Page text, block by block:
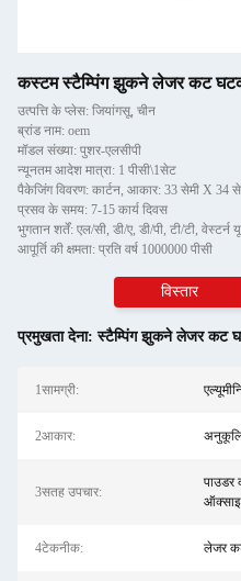
कस्टम स्टैम्पिंग झुकने लेजर कट
उत्पत्ति के प्लेस: जियांगसू, चीन
ब्रांड नाम: oem
मॉडल संख्या: पुशर-एलसीपी
न्यूनतम आदेश मात्रा: 1 पीसी\1सेट
पैकेजिंग विवरण: कार्टन, आकार: 33 सेमी X 34
प्रसव के समय: 7-15 कार्य दिवस
भुगतान शर्तें: एल/सी, डी/ए, डी/पी, टी/टी, वेस्टर्न
आपूर्ति की क्षमता: प्रति वर्ष 1000000 पीसी
विस्तार
प्रमुखता देना:स्टैम्पिंग झुकने लेजर कट
1सामग्री:
2आकार:
3सतह उपचार:
पाउडर
4टेकनीक: लेजर